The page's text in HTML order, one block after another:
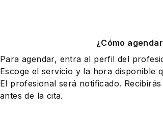
¿Cómo
Para agendar, entra al perfil del
Escoge el servicio y la hora disponible
El profesional será notificado.
antes de la cita.